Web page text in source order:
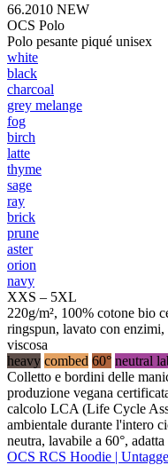
66.2010 NEW
OCS Polo
Polo pesante piqué unisex
white
black
charcoal
grey melange
fog
birch
latte
thyme
sage
ray
brick
prune
aster
orion
navy
XXS – 5XL
220g/m², 100% cotone bio
ringspun, lavato con
viscosa
heavy combed 60° neutral
Colletto e bordini delle
produzione vegana
calcolo LCA (Life Cycle
ambientale durante l'intero
neutra, lavabile a 60°,
OCS RCS Hoodie |